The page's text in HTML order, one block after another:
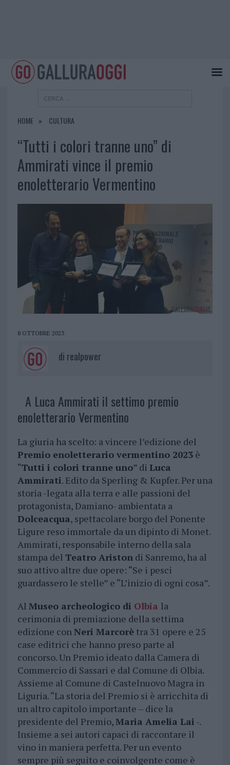
HOME CULTURA
“Tutti i colori tranne uno” di
Ammirati vince il premio
enoletterario Vermentino
8 OTTOBRE 2023
di realpower
A Luca Ammirati il settimo premio
enoletterario Vermentino
La giuria ha scelto: a vincere l’edizione del
Premio enoletterario vermentino 2023è
“Tutti i colori tranne uno” di Luca
Ammirati. Edito da Sperling & Kupfer. Per una
storia -legata alla terra e alle passioni del
protagonista, Damiano- ambientata a
Dolceacqua, spettacolare borgo del Ponente
Ligure reso immortale da un dipinto di Monet.
Ammirati, responsabile interno della sala
stampa del Teatro Aristondi Sanremo, ha al
suo attivo altre due opere: “Se i pesci
guardassero le stelle” e “L’inizio di ogni cosa”.
Al Museo archeologico di Olbia la
cerimonia di premiazione della settima
edizione conNeri Marcorètra 31 opere e 25
case editrici che hanno preso parte al
concorso. Un Premio ideato dalla Camera di
Commercio di Sassari e dal Comune di Olbia.
Assieme al Comune di Castelnuovo Magra in
Liguria. “La storia del Premio si è arricchita di
un altro capitolo importante – dice la
presidente del Premio,Maria Amelia Lai -.
Insieme a sei autori capaci di raccontare il
vino in maniera perfetta. Per un evento
sempre più seguito e coinvolgente come è